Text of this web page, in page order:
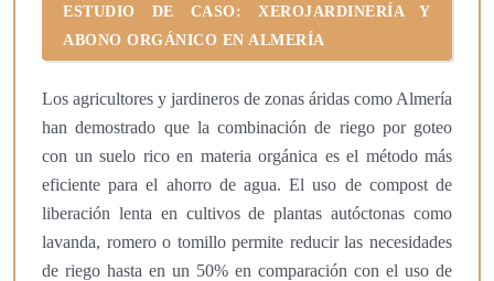
ESTUDIO DE CASO: XEROJARDINERÍA Y
ABONO ORGÁNICO EN ALMERÍA
Los agricultores y jardineros de zonas áridas como Almería
han demostrado que la combinación de riego por goteo
con un suelo rico en materia orgánica es el método más
eficiente para el ahorro de agua. El uso de compost de
liberación lenta en cultivos de plantas autóctonas como
lavanda, romero o tomillo permite reducir las necesidades
de riego hasta en un 50% en comparación con el uso de